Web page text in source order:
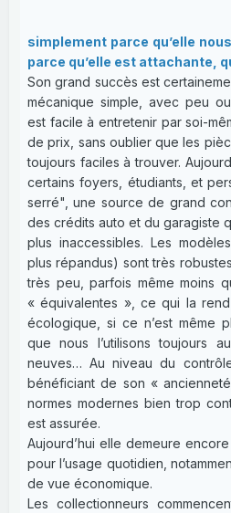
simplement parce qu’elle
parce qu’elle est attachante,
Son grand succès est
mécanique simple, avec peu
est facile à entretenir par soi-
de prix, sans oublier que les
toujours faciles à trouver.
certains foyers, étudiants, et
serré", une source de grand
des crédits auto et du garagiste
plus inaccessibles. Les
plus répandus) sont très
très peu, parfois même moins
« équivalentes », ce qui la
écologique, si ce n’est même
que nous l’utilisons toujours
neuves… Au niveau du
bénéficiant de son «
normes modernes bien trop
est assurée.
Aujourd’hui elle demeure
pour l’usage quotidien,
de vue économique.
Les collectionneurs